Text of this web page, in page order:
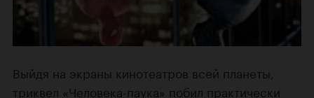
Выйдя на экраны кинотеатров всей планеты,
триквел «Человека-паука» побил практически